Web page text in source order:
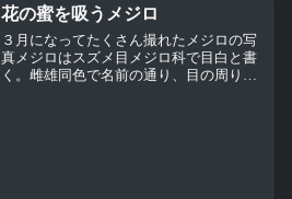
まわりはこういう空を背...
花の蜜を吸うメジロ
３月になってたくさん撮れたメジロの写
真メジロはスズメ目メジロ科で目白と書
く。雌雄同色で名前の通り、目の周りの